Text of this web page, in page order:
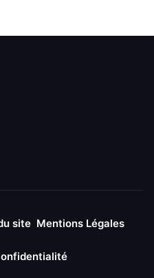
site Mentions Légales